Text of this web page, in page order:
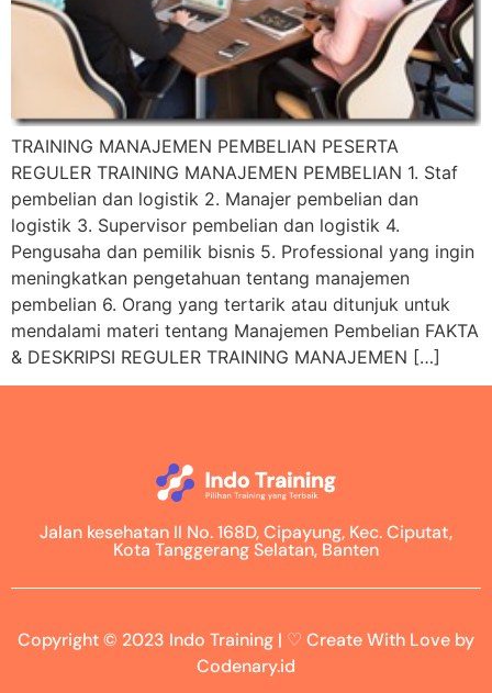
TRAINING MANAJEMEN PEMBELIAN PESERTA
REGULER TRAINING MANAJEMEN PEMBELIAN 1. Staf
pembelian dan logistik 2. Manajer pembelian dan
logistik 3. Supervisor pembelian dan logistik 4.
Pengusaha dan pemilik bisnis 5. Professional yang ingin
meningkatkan pengetahuan tentang manajemen
pembelian 6. Orang yang tertarik atau ditunjuk untuk
mendalami materi tentang Manajemen Pembelian FAKTA
& DESKRIPSI REGULER TRAINING MANAJEMEN […]
Jalan kesehatan II No. 168D, Cipayung, Kec. Ciputat,
Kota Tanggerang Selatan, Banten
Copyright © 2023 Indo Training | ♡ Create With Love by
Codenary.id